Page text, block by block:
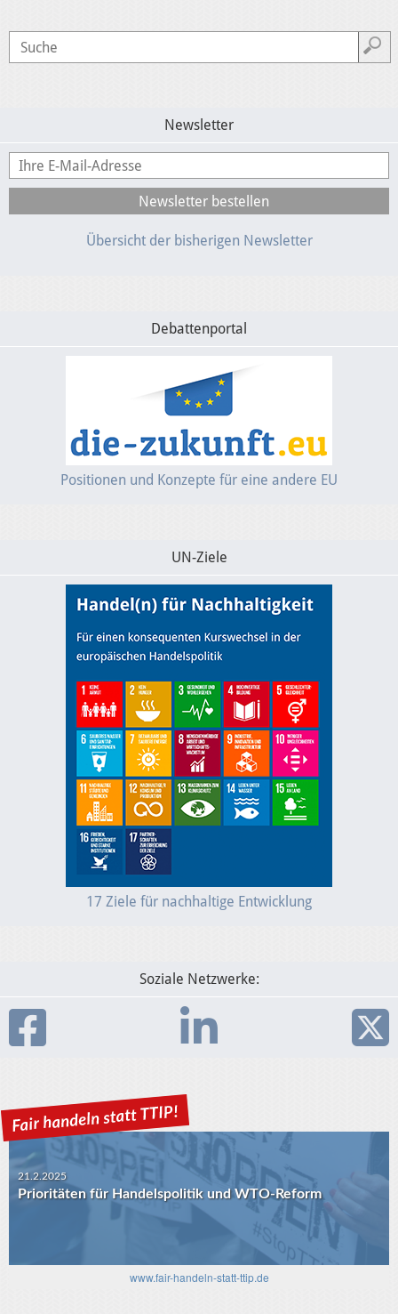
Reden
Presse
Mediathek
Newsletter
Übersicht der bisherigen Newsletter
Debattenportal
Positionen und Konzepte für eine andere EU
UN-Ziele
17 Ziele für nachhaltige Entwicklung
Soziale Netzwerke:
21.2.2025
Prioritäten für Handelspolitik und WTO-Reform
www.fair-handeln-statt-ttip.de